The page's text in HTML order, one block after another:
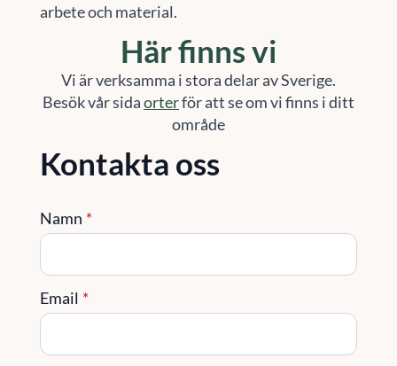
arbete och material.
Här finns vi
Vi är verksamma i stora delar av Sverige.
Besök vår sidaorterför att se om vi finns i ditt
område
Kontakta oss
Namn *
Email *